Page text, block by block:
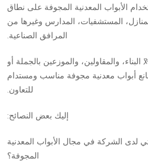
الأبواب المعدنية المجوفة على نطاق
المستشفيات، المدارس وغيرها من
المرافق الصناعية.
لذلك من المهم جدًا对公司 البناء، والمقاولين، والموزعين بالجملة أو
أبواب معدنية مجوفة مناسب ومستدام
للتعاون.
إليك بعض النصائح:
لدى الشركة في مجال الأبواب المعدنية
المجوفة؟